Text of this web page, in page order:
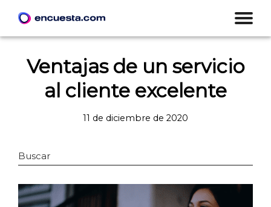
Ventajas de un servicio
al cliente excelente
11 de diciembre de 2020
Buscar